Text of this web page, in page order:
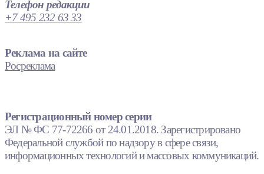
Телефон редакции
+7 495 232 63 33
Реклама на сайте
Росреклама
Регистрационный номер серии
ЭЛ № ФС 77-72266 от 24.01.2018. Зарегистрировано
Федеральной службой по надзору в сфере связи,
информационных технологий и массовых коммуникаций.